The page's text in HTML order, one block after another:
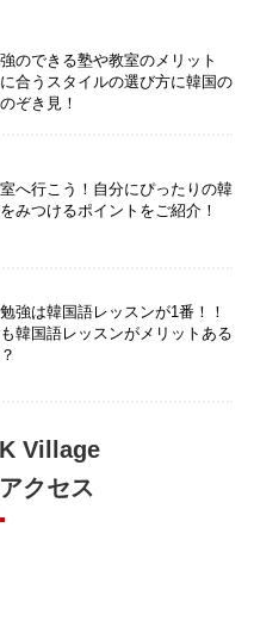
のできる塾や教室のメリット
合うスタイルの選び方に韓国の
ぞき見！
へ行こう！自分にぴったりの韓
みつけるポイントをご紹介！
強は韓国語レッスンが1番！！
韓国語レッスンがメリットある
Village
クセス